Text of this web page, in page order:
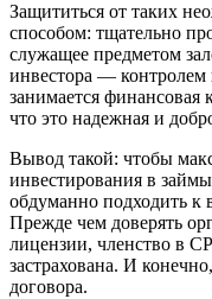
Защититься от таких
способом: тщательно
служащее предметом
инвестора — контролем
занимается финансовая
что это надежная и
Вывод такой: чтобы
инвестирования в
обдуманно подходить
Прежде чем доверять
лицензии, членство в
застрахована. И
договора.